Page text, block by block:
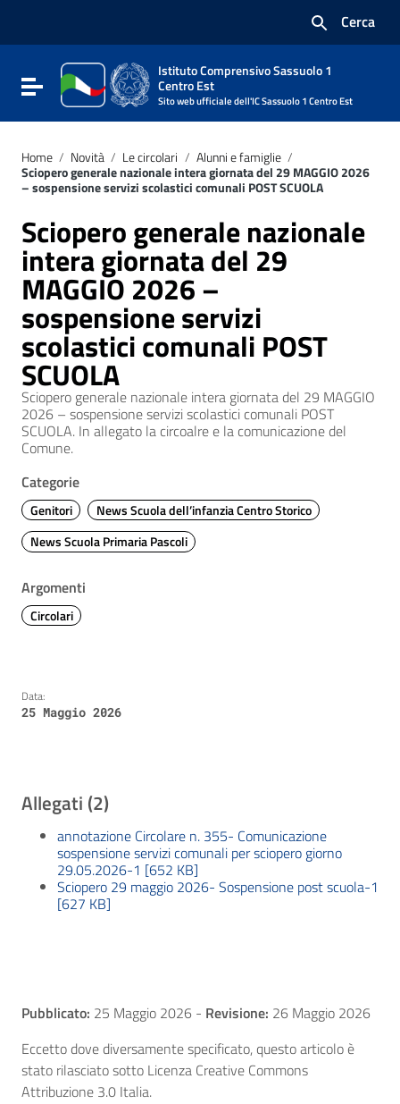
Vai al footer
Cerca
Attiva / disattiva la navigazione
Istituto Comprensivo Sassuolo 1
Centro Est
Sito web ufficiale dell'IC Sassuolo 1 Centro Est
Home / Novità / Le circolari / Alunni e famiglie /
Sciopero generale nazionale intera giornata del 29 MAGGIO 2026
– sospensione servizi scolastici comunali POST SCUOLA
Sciopero generale nazionale
intera giornata del 29
MAGGIO 2026 –
sospensione servizi
scolastici comunali POST
SCUOLA
Sciopero generale nazionale intera giornata del 29 MAGGIO
2026 – sospensione servizi scolastici comunali POST
SCUOLA. In allegato la circoalre e la comunicazione del
Comune.
Categorie
Genitori
News Scuola dell’infanzia Centro Storico
News Scuola Primaria Pascoli
Argomenti
Circolari
Data:
25 Maggio 2026
Allegati (2)
annotazione Circolare n. 355- Comunicazione
sospensione servizi comunali per sciopero giorno
29.05.2026-1 [652 KB]
Sciopero 29 maggio 2026- Sospensione post scuola-1
[627 KB]
Pubblicato: 25 Maggio 2026 - Revisione: 26 Maggio 2026
Eccetto dove diversamente specificato, questo articolo è
stato rilasciato sotto Licenza Creative Commons
Attribuzione 3.0 Italia.